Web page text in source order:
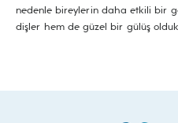
nedenle bireylerin daha etkili bir
dişler hem de güzel bir gülüş